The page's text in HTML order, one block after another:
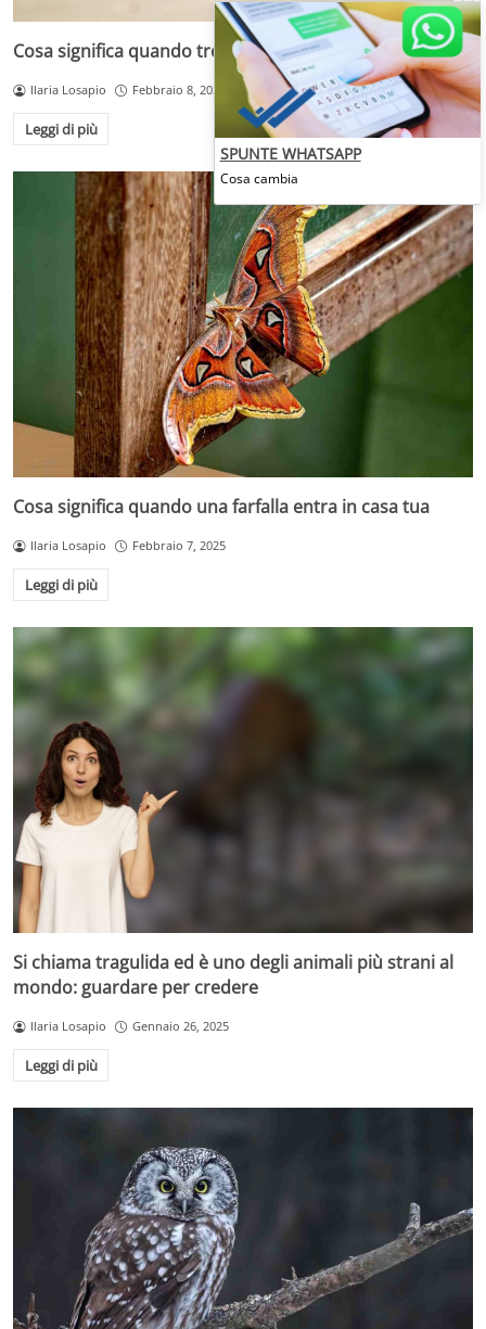
Cosa significa quando troviamo un topo dentro casa?
Ilaria Losapio Febbraio 8, 2025
Leggi di più
Cosa significa quando una farfalla entra in casa tua
Ilaria Losapio Febbraio 7, 2025
Leggi di più
Si chiama tragulida ed è uno degli animali più strani al
mondo: guardare per credere
Ilaria Losapio Gennaio 26, 2025
Leggi di più
SPUNTE WHATSAPP
Cosa cambia